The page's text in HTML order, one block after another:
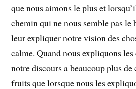
que nous aimons le plus et
chemin qui ne nous semble pas le
leur expliquer notre vision des
calme. Quand nous expliquons les
notre discours a beaucoup plus de
fruits que lorsque nous les